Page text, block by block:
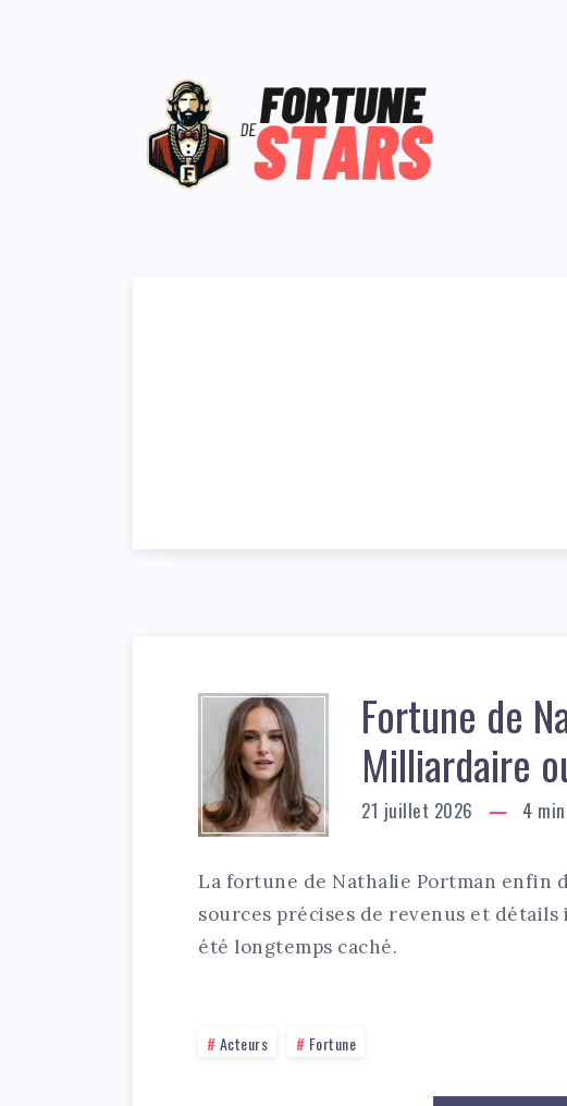
Fortune de
Milliardaire
21 juillet 2026 4
La fortune de Nathalie Portman enfin
sources précises de revenus et
été longtemps caché.
Acteurs Fortune